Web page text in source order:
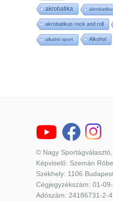
akrobatika
akrobatikus rock and roll
alkalmi sport Alkohol
© Nagy
Képviselő: Szemán
Székhely: 1106
Cégjegyzékszám: 01-
Adószám: 24186731-2-